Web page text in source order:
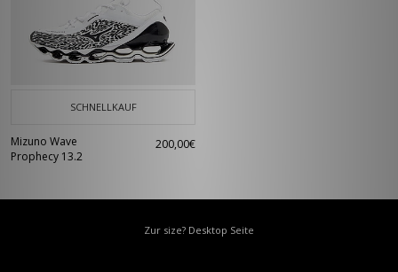
SCHNELLKAUF
Mizuno Wave
Prophecy 13.2
200,00€
Zur size? Desktop Seite